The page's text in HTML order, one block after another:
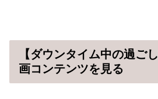
【ダウンタイム中の過ご
画コンテンツを見る